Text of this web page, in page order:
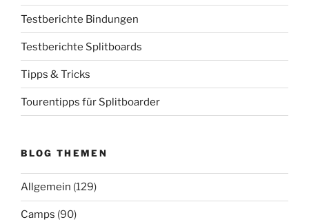
Testberichte Bindungen
Testberichte Splitboards
Tipps & Tricks
Tourentipps für Splitboarder
BLOG THEMEN
Allgemein (129)
Camps (90)